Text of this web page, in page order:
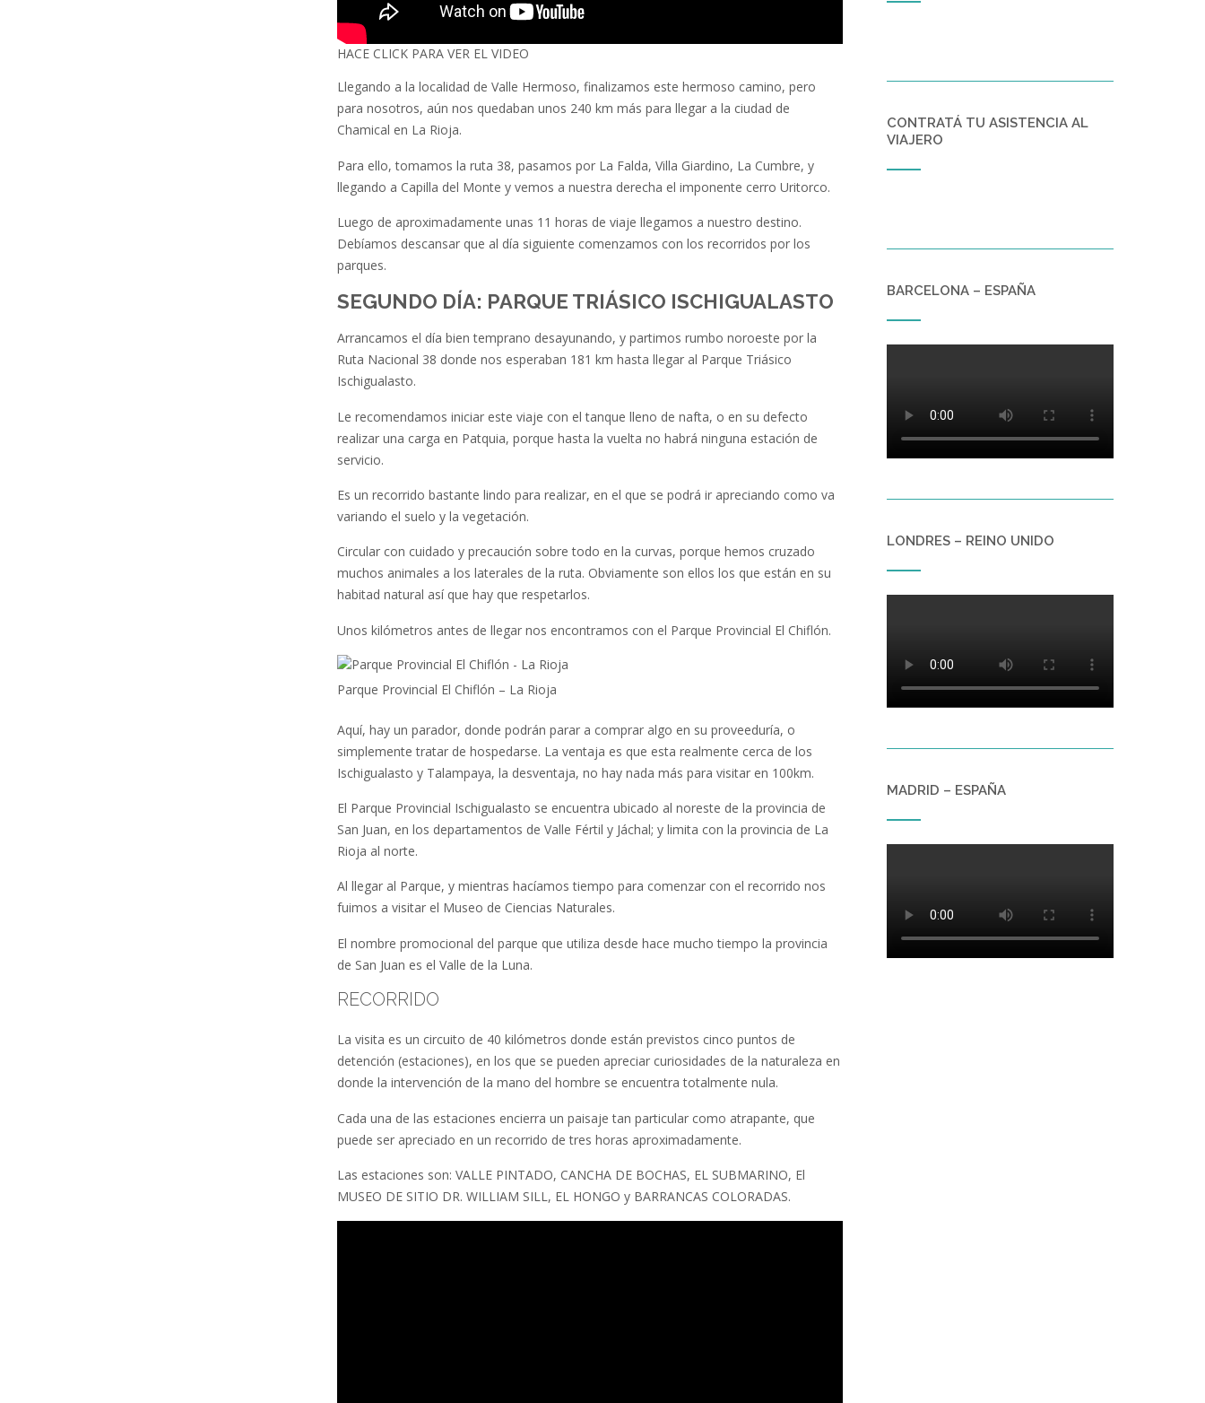
HACE CLICK PARA VER EL VIDEO
Llegando a la localidad de Valle Hermoso, finalizamos este hermoso camino, pero
para nosotros, aún nos quedaban unos 240 km más para llegar a la ciudad de
Chamical en La Rioja.
Para ello, tomamos la ruta 38, pasamos por La Falda, Villa Giardino, La Cumbre, y
llegando a Capilla del Monte y vemos a nuestra derecha el imponente cerro Uritorco.
Luego de aproximadamente unas 11 horas de viaje llegamos a nuestro destino.
Debíamos descansar que al día siguiente comenzamos con los recorridos por los
parques.
SEGUNDO DÍA: PARQUE TRIÁSICO ISCHIGUALASTO
Arrancamos el día bien temprano desayunando, y partimos rumbo noroeste por la
Ruta Nacional 38 donde nos esperaban 181 km hasta llegar al Parque Triásico
Ischigualasto.
Le recomendamos iniciar este viaje con el tanque lleno de nafta, o en su defecto
realizar una carga en Patquia, porque hasta la vuelta no habrá ninguna estación de
servicio.
Es un recorrido bastante lindo para realizar, en el que se podrá ir apreciando como va
variando el suelo y la vegetación.
Circular con cuidado y precaución sobre todo en la curvas, porque hemos cruzado
muchos animales a los laterales de la ruta. Obviamente son ellos los que están en su
habitad natural así que hay que respetarlos.
Unos kilómetros antes de llegar nos encontramos con el Parque Provincial El Chiflón.
Parque Provincial El Chiflón – La Rioja
Aquí, hay un parador, donde podrán parar a comprar algo en su proveeduría, o
simplemente tratar de hospedarse. La ventaja es que esta realmente cerca de los
Ischigualasto y Talampaya, la desventaja, no hay nada más para visitar en 100km.
El Parque Provincial Ischigualasto se encuentra ubicado al noreste de la provincia de
San Juan, en los departamentos de Valle Fértil y Jáchal; y limita con la provincia de La
Rioja al norte.
Al llegar al Parque, y mientras hacíamos tiempo para comenzar con el recorrido nos
fuimos a visitar el Museo de Ciencias Naturales.
El nombre promocional del parque que utiliza desde hace mucho tiempo la provincia
de San Juan es el Valle de la Luna.
RECORRIDO
La visita es un circuito de 40 kilómetros donde están previstos cinco puntos de
detención (estaciones), en los que se pueden apreciar curiosidades de la naturaleza en
donde la intervención de la mano del hombre se encuentra totalmente nula.
Cada una de las estaciones encierra un paisaje tan particular como atrapante, que
puede ser apreciado en un recorrido de tres horas aproximadamente.
Las estaciones son: VALLE PINTADO, CANCHA DE BOCHAS, EL SUBMARINO, El
MUSEO DE SITIO DR. WILLIAM SILL, EL HONGO y BARRANCAS COLORADAS.
CONTRATÁ TU ASISTENCIA AL
VIAJERO
BARCELONA – ESPAÑA
LONDRES – REINO UNIDO
MADRID – ESPAÑA